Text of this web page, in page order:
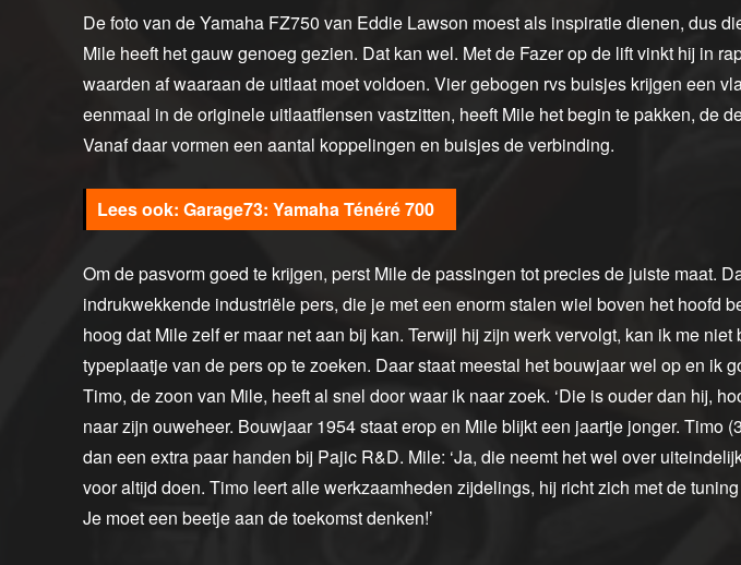
De foto van de Yamaha FZ750 van Eddie Lawson moest als inspiratie dienen, dus
Mile heeft het gauw genoeg gezien. Dat kan wel. Met de Fazer op de lift vinkt hij in
waarden af waaraan de uitlaat moet voldoen. Vier gebogen rvs buisjes krijgen een
eenmaal in de originele uitlaatflensen vastzitten, heeft Mile het begin te pakken, de
Vanaf daar vormen een aantal koppelingen en buisjes de verbinding.
Garage73: Yamaha Ténéré 700
Om de pasvorm goed te krijgen, perst Mile de passingen tot precies de juiste maat.
indrukwekkende industriële pers, die je met een enorm stalen wiel boven het hoofd
hoog dat Mile zelf er maar net aan bij kan. Terwijl hij zijn werk vervolgt, kan ik me
typeplaatje van de pers op te zoeken. Daar staat meestal het bouwjaar wel op en ik
Timo, de zoon van Mile, heeft al snel door waar ik naar zoek. ‘Die is ouder dan hij,
naar zijn ouweheer. Bouwjaar 1954 staat erop en Mile blijkt een jaartje jonger. Timo
dan een extra paar handen bij Pajic R&D. Mile: ‘Ja, die neemt het wel over
voor altijd doen. Timo leert alle werkzaamheden zijdelings, hij richt zich met de
Je moet een beetje aan de toekomst denken!’